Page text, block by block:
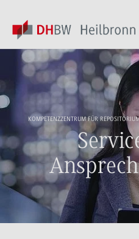
KOMPETENZZENTRUM FÜR